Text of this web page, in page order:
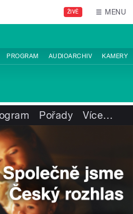
ŽIVĚ MENU
PROGRAM AUDIOARCHIV KAMERY
Pořady Více…